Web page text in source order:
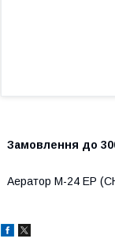
Замовлення до
Аератор М-24 EP